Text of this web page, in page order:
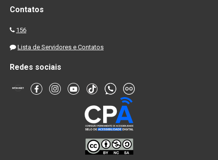
Contatos
156
Lista de Servidores e Contatos
Redes sociais